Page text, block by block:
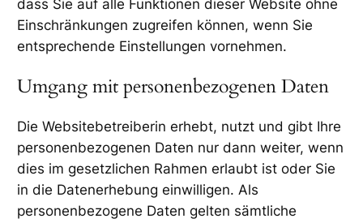
dass Sie auf alle Funktionen dieser Website ohne
Einschränkungen zugreifen können, wenn Sie
entsprechende Einstellungen vornehmen.
Umgang mit personenbezogenen Daten
Die Websitebetreiberin erhebt, nutzt und gibt Ihre
personenbezogenen Daten nur dann weiter, wenn
dies im gesetzlichen Rahmen erlaubt ist oder Sie
in die Datenerhebung einwilligen. Als
personenbezogene Daten gelten sämtliche